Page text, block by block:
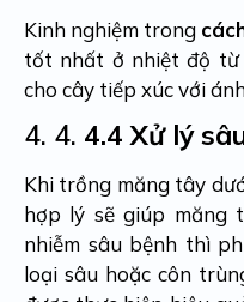
Kinh nghiệm trong
tốt nhất ở nhiệt độ từ
cho cây tiếp xúc với
4. 4. 4.4 Xử lý
Khi trồng măng tây
hợp lý sẽ giúp măng
nhiễm sâu bệnh thì
loại sâu hoặc côn